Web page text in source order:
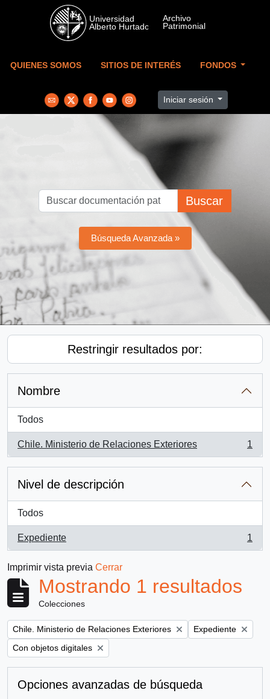
Skip to main content
QUIENES SOMOS SITIOS DE INTERÉS FONDOS
Iniciar sesión
Buscar
Búsqueda Avanzada »
Restringir resultados por:
Nombre
Todos
Chile. Ministerio de Relaciones Exteriores
, 1 resultados
1
Nivel de descripción
Todos
Expediente
, 1 resultados
1
Imprimir vista previa Cerrar
Mostrando 1 resultados
Colecciones
Remove filter:
Chile. Ministerio de Relaciones Exteriores Remove filter:
Expediente
Remove filter:
Con objetos digitales
Opciones avanzadas de búsqueda